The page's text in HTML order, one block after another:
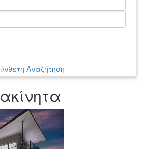
Αναζήτηση